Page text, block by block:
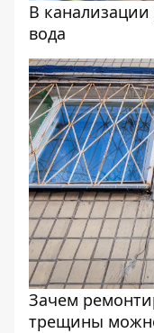
В
вода
Зачем
трещины